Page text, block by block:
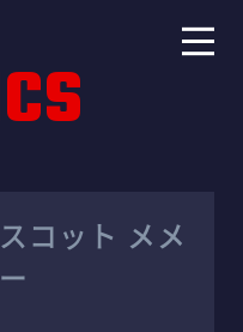
コット メメ